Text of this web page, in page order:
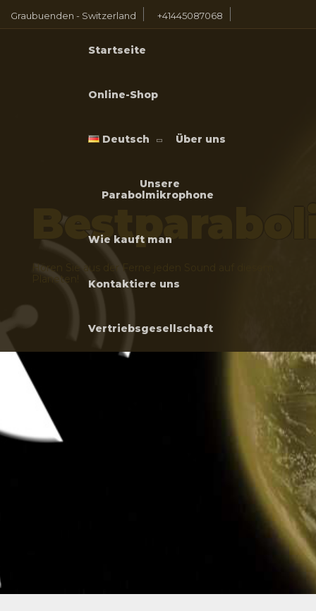
Graubuenden - Switzerland +41445087068
Startseite
Online-Shop
Deutsch Über uns
Unsere
Parabolmikrophone
Wie kauft man
Kontaktiere uns
Vertriebsgesellschaft
Hören Sie aus der Ferne jeden Sound auf diesem
Planeten!